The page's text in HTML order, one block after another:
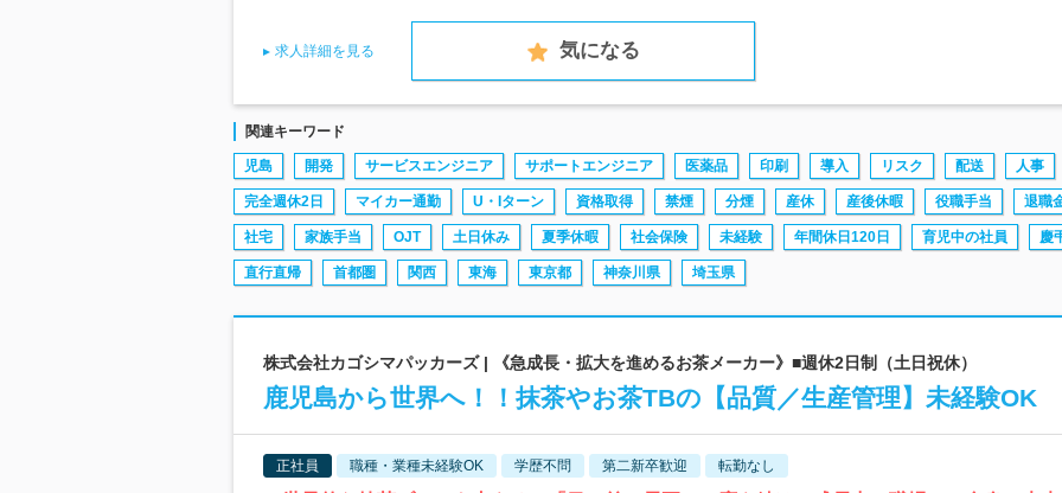
求人詳細を見る 気になる
関連キーワード
児島 開発 サービスエンジニア サポートエンジニア 医薬品 印刷 導入 リスク 配送 人事
完全週休2日 マイカー通勤 U・Iターン 資格取得 禁煙 分煙 産休 産後休暇 役職手当 退職
社宅 家族手当 OJT 土日休み 夏季休暇 社会保険 未経験 年間休日120日 育児中の社員 慶
直行直帰 首都圏 関西 東海 東京都 神奈川県 埼玉県
株式会社カゴシマパッカーズ | 《急成長・拡大を進めるお茶メーカー》■週休2日制（土日祝休）
鹿児島から世界へ！！抹茶やお茶TBの【品質／生産管理】未経験OK
正社員 職種・業種未経験OK 学歴不問 第二新卒歓迎 転勤なし